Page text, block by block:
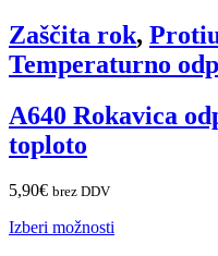
Zaščita rok,
Temperaturno
A640 Rokavica
toploto
5,90€ brez DDV
Izberi možnosti